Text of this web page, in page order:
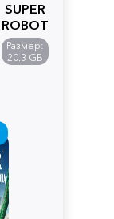
SUPER
ROBOT
WARS
Y
Размер:
20.3 GB